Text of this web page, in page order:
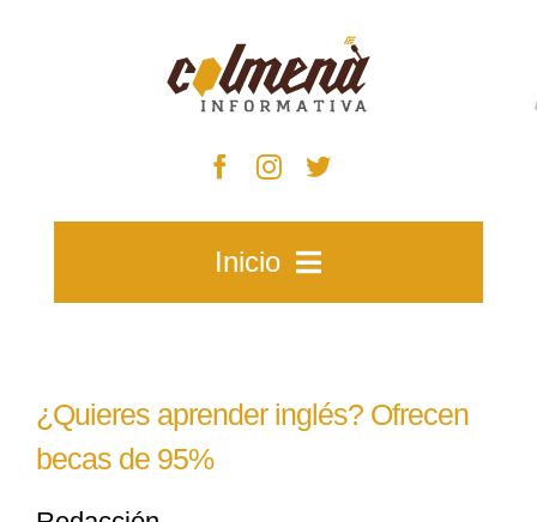
Inicio
Zacatecas
¿Quieres aprender inglés? Ofrecen
becas de 95%